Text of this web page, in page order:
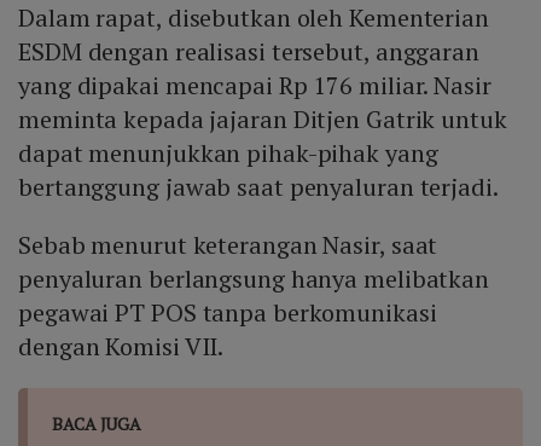
Dalam rapat, disebutkan oleh Kementerian
ESDM dengan realisasi tersebut, anggaran
yang dipakai mencapai Rp 176 miliar. Nasir
meminta kepada jajaran Ditjen Gatrik untuk
dapat menunjukkan pihak-pihak yang
bertanggung jawab saat penyaluran terjadi.
Sebab menurut keterangan Nasir, saat
penyaluran berlangsung hanya melibatkan
pegawai PT POS tanpa berkomunikasi
dengan Komisi VII.
BACA JUGA